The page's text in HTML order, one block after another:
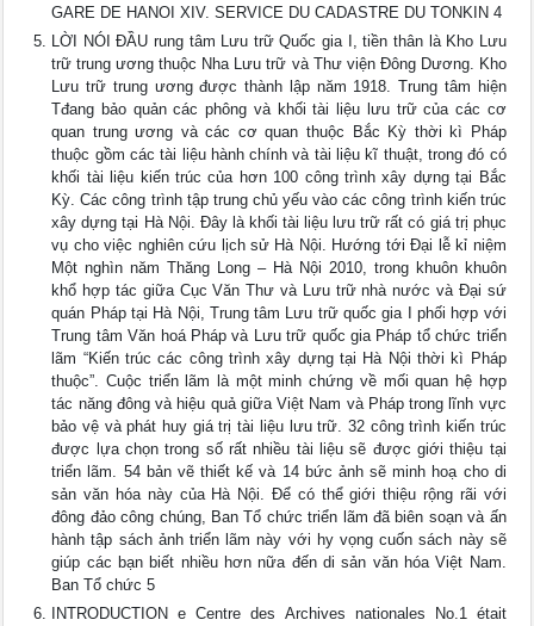
GARE DE HANOI XIV. SERVICE DU CADASTRE DU TONKIN 4
LỜI NÓI ĐẦU rung tâm Lưu trữ Quốc gia I, tiền thân là Kho Lưu
trữ trung ương thuộc Nha Lưu trữ và Thư viện Đông Dương. Kho
Lưu trữ trung ương được thành lập năm 1918. Trung tâm hiện
Tđang bảo quản các phông và khối tài liệu lưu trữ của các cơ
quan trung ương và các cơ quan thuộc Bắc Kỳ thời kì Pháp
thuộc gồm các tài liệu hành chính và tài liệu kĩ thuật, trong đó có
khối tài liệu kiến trúc của hơn 100 công trình xây dựng tại Bắc
Kỳ. Các công trình tập trung chủ yếu vào các công trình kiến trúc
xây dựng tại Hà Nội. Đây là khối tài liệu lưu trữ rất có giá trị phục
vụ cho việc nghiên cứu lịch sử Hà Nội. Hướng tới Đại lễ kỉ niệm
Một nghìn năm Thăng Long – Hà Nội 2010, trong khuôn khuôn
khổ hợp tác giữa Cục Văn Thư và Lưu trữ nhà nước và Đại sứ
quán Pháp tại Hà Nội, Trung tâm Lưu trữ quốc gia I phối hợp với
Trung tâm Văn hoá Pháp và Lưu trữ quốc gia Pháp tổ chức triển
lãm “Kiến trúc các công trình xây dựng tại Hà Nội thời kì Pháp
thuộc”. Cuộc triển lãm là một minh chứng về mối quan hệ hợp
tác năng đông và hiệu quả giữa Việt Nam và Pháp trong lĩnh vực
bảo vệ và phát huy giá trị tài liệu lưu trữ. 32 công trình kiến trúc
được lựa chọn trong số rất nhiều tài liệu sẽ được giới thiệu tại
triển lãm. 54 bản vẽ thiết kế và 14 bức ảnh sẽ minh hoạ cho di
sản văn hóa này của Hà Nội. Để có thể giới thiệu rộng rãi với
đông đảo công chúng, Ban Tổ chức triển lãm đã biên soạn và ấn
hành tập sách ảnh triển lãm này với hy vọng cuốn sách này sẽ
giúp các bạn biết nhiều hơn nữa đến di sản văn hóa Việt Nam.
Ban Tổ chức 5
INTRODUCTION e Centre des Archives nationales No.1 était